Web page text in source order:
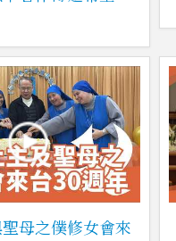
母之僕修女會來